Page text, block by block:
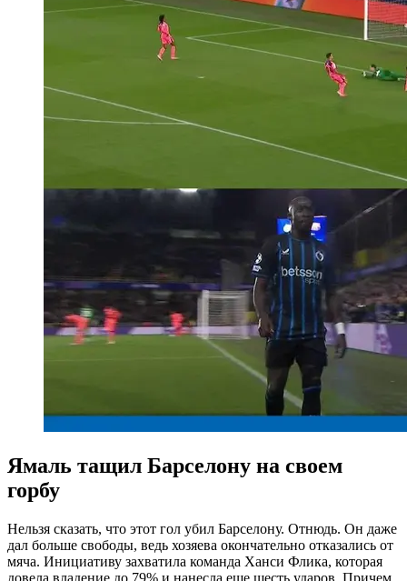
Ямаль тащил Барселону на своем
горбу
Нельзя сказать, что этот гол убил Барселону. Отнюдь. Он даже
дал больше свободы, ведь хозяева окончательно отказались от
мяча. Инициативу захватила команда Ханси Флика, которая
довела владение до 79% и нанесла еще шесть ударов. Причем